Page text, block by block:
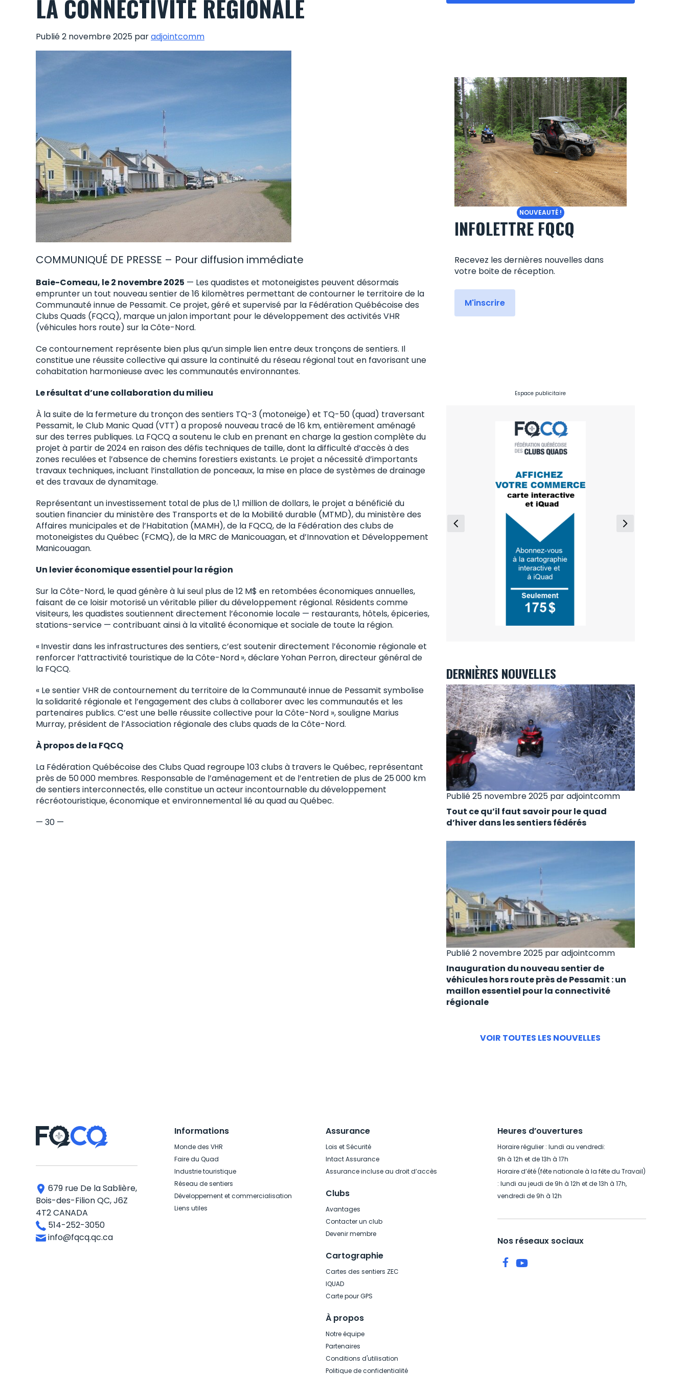
LA CONNECTIVITÉ RÉGIONALE
Publié 2 novembre 2025 paradjointcomm
COMMUNIQUÉ DE PRESSE – Pour diffusion immédiate
Baie-Comeau, le 2 novembre 2025 — Les quadistes et motoneigistes peuvent désormais
emprunter un tout nouveau sentier de 16 kilomètres permettant de contourner le territoire de la
Communauté innue de Pessamit. Ce projet, géré et supervisé par la Fédération Québécoise des
Clubs Quads (FQCQ), marque un jalon important pour le développement des activités VHR
(véhicules hors route) sur la Côte-Nord.
Ce contournement représente bien plus qu’un simple lien entre deux tronçons de sentiers. Il
constitue une réussite collective qui assure la continuité du réseau régional tout en favorisant une
cohabitation harmonieuse avec les communautés environnantes.
Le résultat d’une collaboration du milieu
À la suite de la fermeture du tronçon des sentiers TQ-3 (motoneige) et TQ-50 (quad) traversant
Pessamit, le Club Manic Quad (VTT) a proposé nouveau tracé de 16 km, entièrement aménagé
sur des terres publiques. La FQCQ a soutenu le club en prenant en charge la gestion complète du
projet à partir de 2024 en raison des défis techniques de taille, dont la difficulté d’accès à des
zones reculées et l’absence de chemins forestiers existants. Le projet a nécessité d’importants
travaux techniques, incluant l’installation de ponceaux, la mise en place de systèmes de drainage
et des travaux de dynamitage.
Représentant un investissement total de plus de 1,1 million de dollars, le projet a bénéficié du
soutien financier du ministère des Transports et de la Mobilité durable (MTMD), du ministère des
Affaires municipales et de l’Habitation (MAMH), de la FQCQ, de la Fédération des clubs de
motoneigistes du Québec (FCMQ), de la MRC de Manicouagan, et d’Innovation et Développement
Manicouagan.
Un levier économique essentiel pour la région
Sur la Côte-Nord, le quad génère à lui seul plus de 12 M$ en retombées économiques annuelles,
faisant de ce loisir motorisé un véritable pilier du développement régional. Résidents comme
visiteurs, les quadistes soutiennent directement l’économie locale — restaurants, hôtels, épiceries,
stations-service — contribuant ainsi à la vitalité économique et sociale de toute la région.
« Investir dans les infrastructures des sentiers, c’est soutenir directement l’économie régionale et
renforcer l’attractivité touristique de la Côte-Nord », déclare Yohan Perron, directeur général de
la FQCQ.
« Le sentier VHR de contournement du territoire de la Communauté innue de Pessamit symbolise
la solidarité régionale et l’engagement des clubs à collaborer avec les communautés et les
partenaires publics. C’est une belle réussite collective pour la Côte-Nord », souligne Marius
Murray, président de l’Association régionale des clubs quads de la Côte-Nord.
À propos de la FQCQ
La Fédération Québécoise des Clubs Quad regroupe 103 clubs à travers le Québec, représentant
près de 50 000 membres. Responsable de l’aménagement et de l’entretien de plus de 25 000 km
de sentiers interconnectés, elle constitue un acteur incontournable du développement
récréotouristique, économique et environnemental lié au quad au Québec.
— 30 —
NOUVEAUTÉ !
INFOLETTRE FQCQ
Recevez les dernières nouvelles dans
votre boite de réception.
M'inscrire
Espace publicitaire
DERNIÈRES NOUVELLES
Publié 25 novembre 2025 paradjointcomm
Tout ce qu’il faut savoir pour le quad
d’hiver dans les sentiers fédérés
Publié 2 novembre 2025 paradjointcomm
Inauguration du nouveau sentier de
véhicules hors route près de Pessamit : un
maillon essentiel pour la connectivité
régionale
VOIR TOUTES LES NOUVELLES
679 rue De la Sablière,
Bois-des-Filion QC, J6Z
4T2 CANADA
514-252-3050
info@fqcq.qc.ca
Informations
Monde des VHR
Faire du Quad
Industrie touristique
Réseau de sentiers
Développement et commercialisation
Liens utiles
Assurance
Lois et Sécurité
Intact Assurance
Assurance incluse au droit d’accès
Clubs
Avantages
Contacter un club
Devenir membre
Cartographie
Cartes des sentiers ZEC
IQUAD
Carte pour GPS
À propos
Notre équipe
Partenaires
Conditions d'utilisation
Politique de confidentialité
Heures d’ouvertures
Horaire régulier : lundi au vendredi:
9h à 12h et de 13h à 17h
Horaire d’été (fête nationale à la fête du Travail)
: lundi au jeudi de 9h à 12h et de 13h à 17h,
vendredi de 9h à 12h
Nos réseaux sociaux